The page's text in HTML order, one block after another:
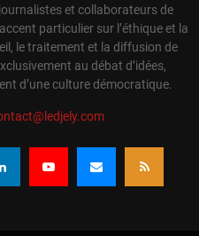
et collaborateurs de
particulier sur l’éthique et la
le traitement et la diffusion de
au débat d’idées,
d’une culture démocratique.